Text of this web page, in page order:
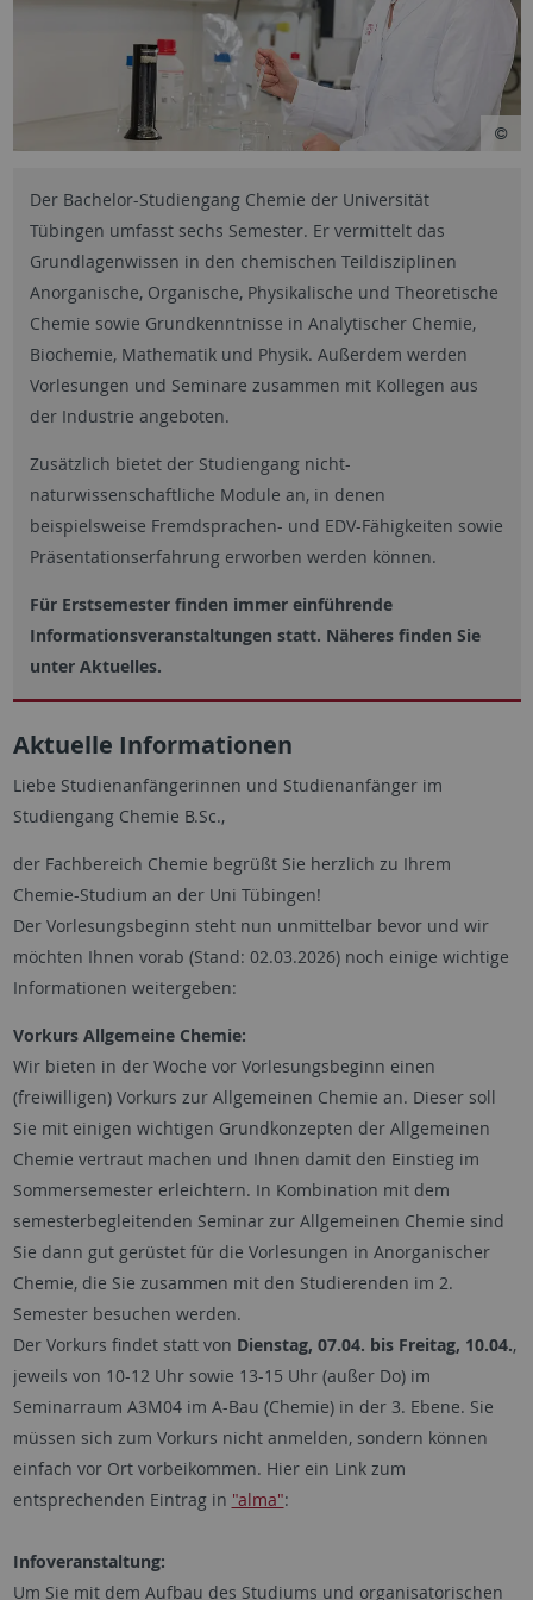
Der Bachelor-Studiengang Chemie der Universität
Tübingen umfasst sechs Semester. Er vermittelt das
Grundlagenwissen in den chemischen Teildisziplinen
Anorganische, Organische, Physikalische und Theoretische
Chemie sowie Grundkenntnisse in Analytischer Chemie,
Biochemie, Mathematik und Physik. Außerdem werden
Vorlesungen und Seminare zusammen mit Kollegen aus
der Industrie angeboten.
Zusätzlich bietet der Studiengang nicht-
naturwissenschaftliche Module an, in denen
beispielsweise Fremdsprachen- und EDV-Fähigkeiten sowie
Präsentationserfahrung erworben werden können.
Für Erstsemester finden immer einführende
Informationsveranstaltungen statt. Näheres finden Sie
unter Aktuelles.
Aktuelle Informationen
Liebe Studienanfängerinnen und Studienanfänger im
Studiengang Chemie B.Sc.,
der Fachbereich Chemie begrüßt Sie herzlich zu Ihrem
Chemie-Studium an der Uni Tübingen!
Der Vorlesungsbeginn steht nun unmittelbar bevor und wir
möchten Ihnen vorab (Stand: 02.03.2026) noch einige wichtige
Informationen weitergeben:
Vorkurs Allgemeine Chemie:
Wir bieten in der Woche vor Vorlesungsbeginn einen
(freiwilligen) Vorkurs zur Allgemeinen Chemie an. Dieser soll
Sie mit einigen wichtigen Grundkonzepten der Allgemeinen
Chemie vertraut machen und Ihnen damit den Einstieg im
Sommersemester erleichtern. In Kombination mit dem
semesterbegleitenden Seminar zur Allgemeinen Chemie sind
Sie dann gut gerüstet für die Vorlesungen in Anorganischer
Chemie, die Sie zusammen mit den Studierenden im 2.
Semester besuchen werden.
Der Vorkurs findet statt von Dienstag, 07.04. bis Freitag, 10.04.,
jeweils von 10-12 Uhr sowie 13-15 Uhr (außer Do) im
Seminarraum A3M04 im A-Bau (Chemie) in der 3. Ebene. Sie
müssen sich zum Vorkurs nicht anmelden, sondern können
einfach vor Ort vorbeikommen. Hier ein Link zum
entsprechenden Eintrag in "alma":
Infoveranstaltung:
Um Sie mit dem Aufbau des Studiums und organisatorischen